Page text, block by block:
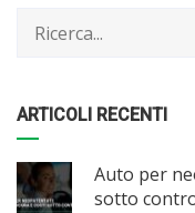
ARTICOLI RECENTI
Auto per
sotto